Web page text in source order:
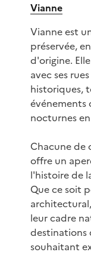
Vianne
Vianne est
préservée,
d'origine.
avec ses
historiques,
événements
nocturnes
Chacune de
offre un
l'histoire de
Que ce soit
leur cadre
destinations
souhaitant